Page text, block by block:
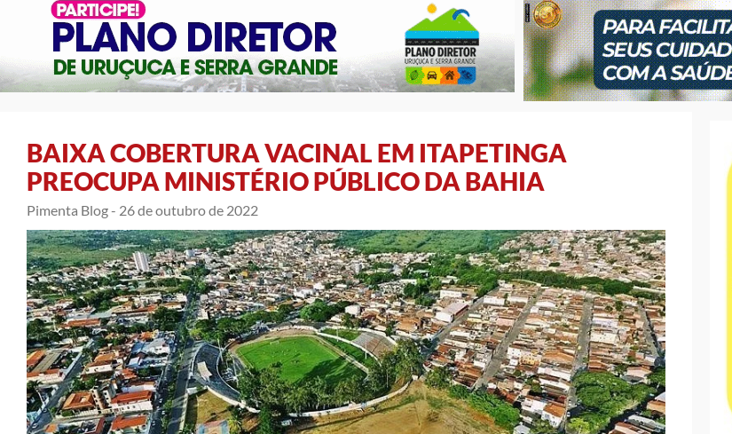
BAIXA COBERTURA VACINAL EM ITAPETINGA
PREOCUPA MINISTÉRIO PÚBLICO DA BAHIA
Pimenta Blog - 26 de outubro de 2022